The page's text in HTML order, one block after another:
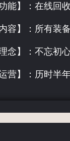
功能】：在线
内容】：所有
理念】：不忘
运营】：历时